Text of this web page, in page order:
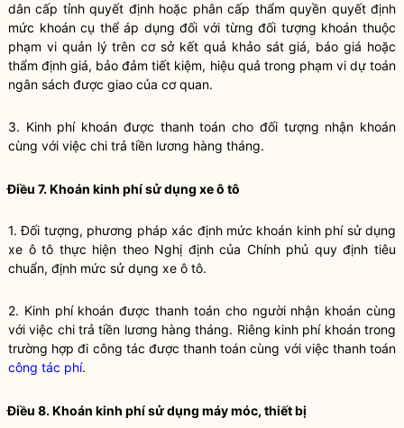
dân cấp tỉnh quyết định hoặc phân cấp thẩmquyền quyết định
mức khoán cụ thể áp dụng đối với từng đối tượng khoán thuộc
phạm vi quản lý trên cơ sở kết quả khảo sát giá, báo giá hoặc
thẩm định giá, bảo đảm tiết kiệm, hiệu quả trong phạm vi dự toán
ngân sách được giao của cơ quan.
3. Kinh phí khoán được thanh toán cho đối tượng nhận khoán
cùng với việc chi trả tiền lương hàng tháng.
Điều 7. Khoán kinh phí sử dụng xe ô tô
1. Đối tượng, phương pháp xác định mức khoán kinh phí sử dụng
xe ô tô thực hiện theo Nghị định của Chính phủ quy định tiêu
chuẩn, định mức sử dụng xe ô tô.
2. Kinh phí khoán được thanh toán cho người nhận khoán cùng
với việc chi trả tiền lương hàng tháng. Riêng kinh phí khoán trong
trường hợp đi công tác được thanh toán cùng với việc thanh toán
công tác phí.
Điều 8. Khoán kinh phí sử dụng máy móc, thiết bị